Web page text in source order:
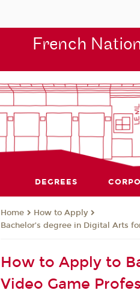
French
DEGREES
Home
How to Apply
Bachelor’s degree in Digital Arts
How to Apply to
Video Game